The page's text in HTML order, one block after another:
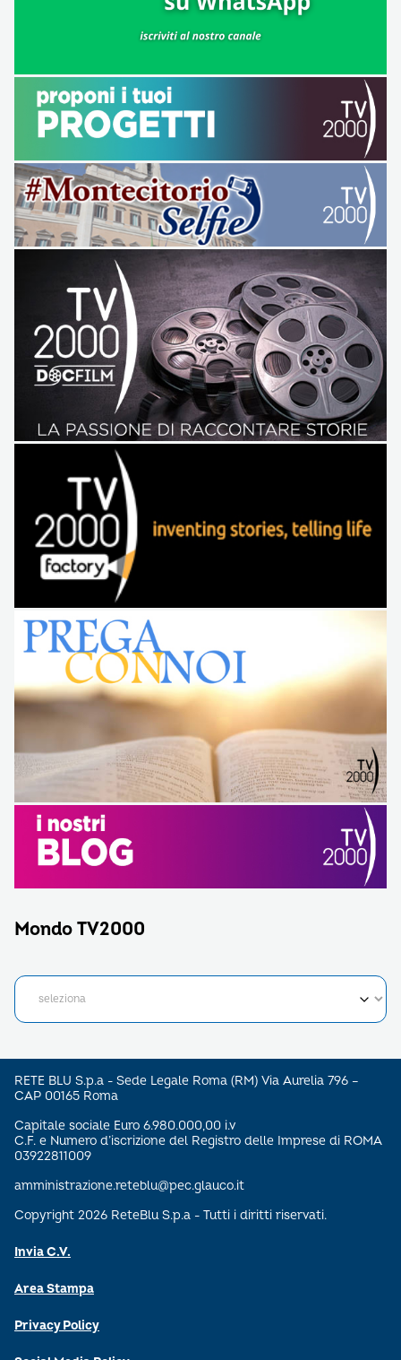
Mondo TV2000
RETE BLU S.p.a - Sede Legale Roma (RM) Via Aurelia 796 –
CAP 00165 Roma
Capitale sociale Euro 6.980.000,00 i.v
C.F. e Numero d’iscrizione del Registro delle Imprese di ROMA
03922811009
amministrazione.reteblu@pec.glauco.it
Copyright 2026 ReteBlu S.p.a - Tutti i diritti riservati.
Invia C.V.
Area Stampa
Privacy Policy